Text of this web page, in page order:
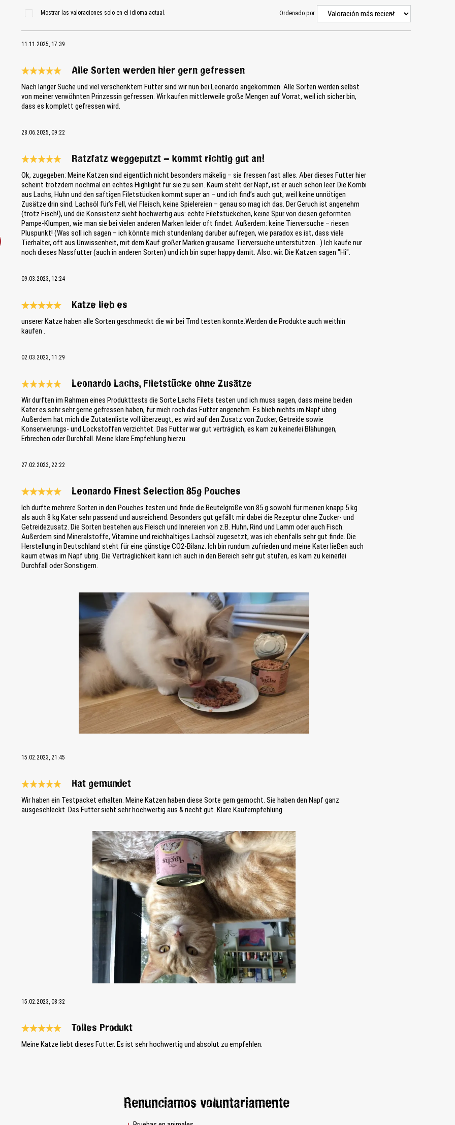
Mostrar las valoraciones solo en el idioma actual. Ordenado por
11.11.2025, 17:39
Alle Sorten werden hier gern gefressen
Nach langer Suche und viel verschenktem Futter sind wir nun bei Leonardo angekommen. Alle Sorten werden selbst
von meiner verwöhnten Prinzessin gefressen. Wir kaufen mittlerweile große Mengen auf Vorrat, weil ich sicher bin,
dass es komplett gefressen wird.
28.06.2025, 09:22
Ratzfatz weggeputzt – kommt richtig gut an!
Ok, zugegeben: Meine Katzen sind eigentlich nicht besonders mäkelig – sie fressen fast alles. Aber dieses Futter hier
scheint trotzdem nochmal ein echtes Highlight für sie zu sein. Kaum steht der Napf, ist er auch schon leer. Die Kombi
aus Lachs, Huhn und den saftigen Filetstücken kommt super an – und ich find’s auch gut, weil keine unnötigen
Zusätze drin sind. Lachsöl für’s Fell, viel Fleisch, keine Spielereien – genau so mag ich das. Der Geruch ist angenehm
(trotz Fisch!), und die Konsistenz sieht hochwertig aus: echte Filetstückchen, keine Spur von diesen geformten
Pampe-Klumpen, wie man sie bei vielen anderen Marken leider oft findet. Außerdem: keine Tierversuche – riesen
Pluspunkt! (Was soll ich sagen – ich könnte mich stundenlang darüber aufregen, wie paradox es ist, dass viele
Tierhalter, oft aus Unwissenheit, mit dem Kauf großer Marken grausame Tierversuche unterstützen...) Ich kaufe nur
noch dieses Nassfutter (auch in anderen Sorten) und ich bin super happy damit. Also: wir. Die Katzen sagen "Hi".
09.03.2023, 12:24
Katze lieb es
unserer Katze haben alle Sorten geschmeckt die wir bei Trnd testen konnte.Werden die Produkte auch weithin
kaufen .
02.03.2023, 11:29
Leonardo Lachs, Filetstücke ohne Zusätze
Wir durften im Rahmen eines Produkttests die Sorte Lachs Filets testen und ich muss sagen, dass meine beiden
Kater es sehr sehr gerne gefressen haben, für mich roch das Futter angenehm. Es blieb nichts im Napf übrig.
Außerdem hat mich die Zutatenliste voll überzeugt, es wird auf den Zusatz von Zucker, Getreide sowie
Konservierungs- und Lockstoffen verzichtet. Das Futter war gut verträglich, es kam zu keinerlei Blähungen,
Erbrechen oder Durchfall. Meine klare Empfehlung hierzu.
27.02.2023, 22:22
Leonardo Finest Selection 85g Pouches
Ich durfte mehrere Sorten in den Pouches testen und finde die Beutelgröße von 85 g sowohl für meinen knapp 5 kg
als auch 8 kg Kater sehr passend und ausreichend. Besonders gut gefällt mir dabei die Rezeptur ohne Zucker- und
Getreidezusatz. Die Sorten bestehen aus Fleisch und Innereien von z.B. Huhn, Rind und Lamm oder auch Fisch.
Außerdem sind Mineralstoffe, Vitamine und reichhaltiges Lachsöl zugesetzt, was ich ebenfalls sehr gut finde. Die
Herstellung in Deutschland steht für eine günstige CO2-Bilanz. Ich bin rundum zufrieden und meine Kater ließen auch
kaum etwas im Napf übrig. Die Verträglichkeit kann ich auch in den Bereich sehr gut stufen, es kam zu keinerlei
Durchfall oder Sonstigem.
Bildergalerie überspringen
15.02.2023, 21:45
Hat gemundet
Wir haben ein Testpacket erhalten. Meine Katzen haben diese Sorte gern gemocht. Sie haben den Napf ganz
ausgeschleckt. Das Futter sieht sehr hochwertig aus & riecht gut. Klare Kaufempfehlung.
Bildergalerie überspringen
15.02.2023, 08:32
Tolles Produkt
Meine Katze liebt dieses Futter. Es ist sehr hochwertig und absolut zu empfehlen.
Renunciamos voluntariamente